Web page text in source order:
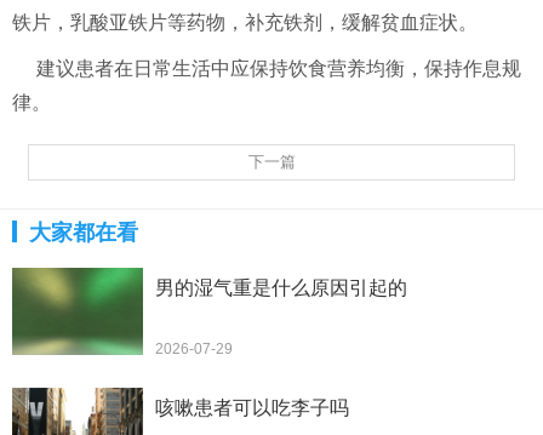
铁片，乳酸亚铁片等药物，补充铁剂，缓解贫血症状。
建议患者在日常生活中应保持饮食营养均衡，保持作息规
律。
下一篇
大家都在看
男的湿气重是什么原因引起的
2026-07-29
咳嗽患者可以吃李子吗